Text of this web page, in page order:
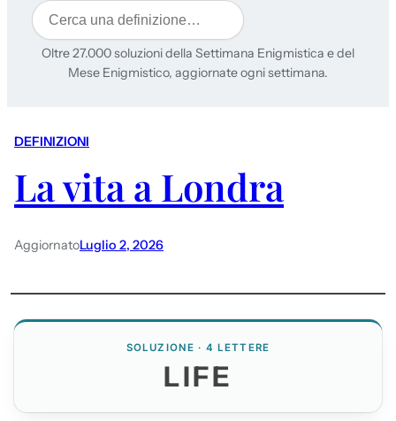
Cerca
Oltre 27.000 soluzioni della Settimana Enigmistica e del
Mese Enigmistico, aggiornate ogni settimana.
DEFINIZIONI
La vita a Londra
AggiornatoLuglio 2, 2026
SOLUZIONE · 4 LETTERE
LIFE